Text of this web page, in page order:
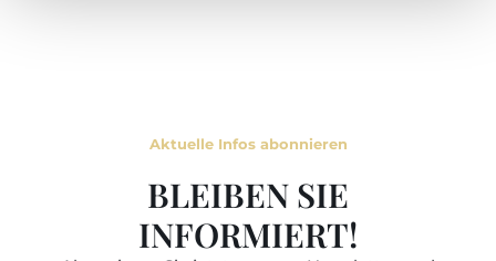
Aktuelle Infos abonnieren
BLEIBEN SIE
INFORMIERT!